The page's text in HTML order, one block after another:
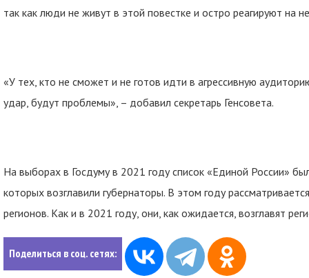
так как люди не живут в этой повестке и остро реагируют на
«У тех, кто не сможет и не готов идти в агрессивную
удар, будут проблемы», – добавил секретарь Генсовета.
На выборах в Госдуму в 2021 году список «Единой России»
которых возглавили губернаторы. В этом году
регионов. Как и в 2021 году, они, как ожидается, возглавят
Поделиться в соц. сетях: